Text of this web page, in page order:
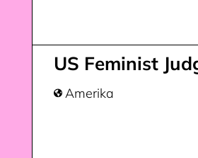
US Feminist
 Amerika